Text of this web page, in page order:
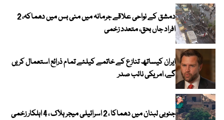
دمشق کے نواحی علاقے جرمانہ میں منی بس میں دھماکہ، 2
افراد جاں بحق، متعدد زخمی
ایران کیساتھ تنازع کے خاتمے کیلئے تمام ذرائع استعمال کریں
گے، امریکی نائب صدر
جنوبی لبنان میں دھماکا ، 2 اسرائیلی میجر ہلاک ، 4 اہلکار زخمی